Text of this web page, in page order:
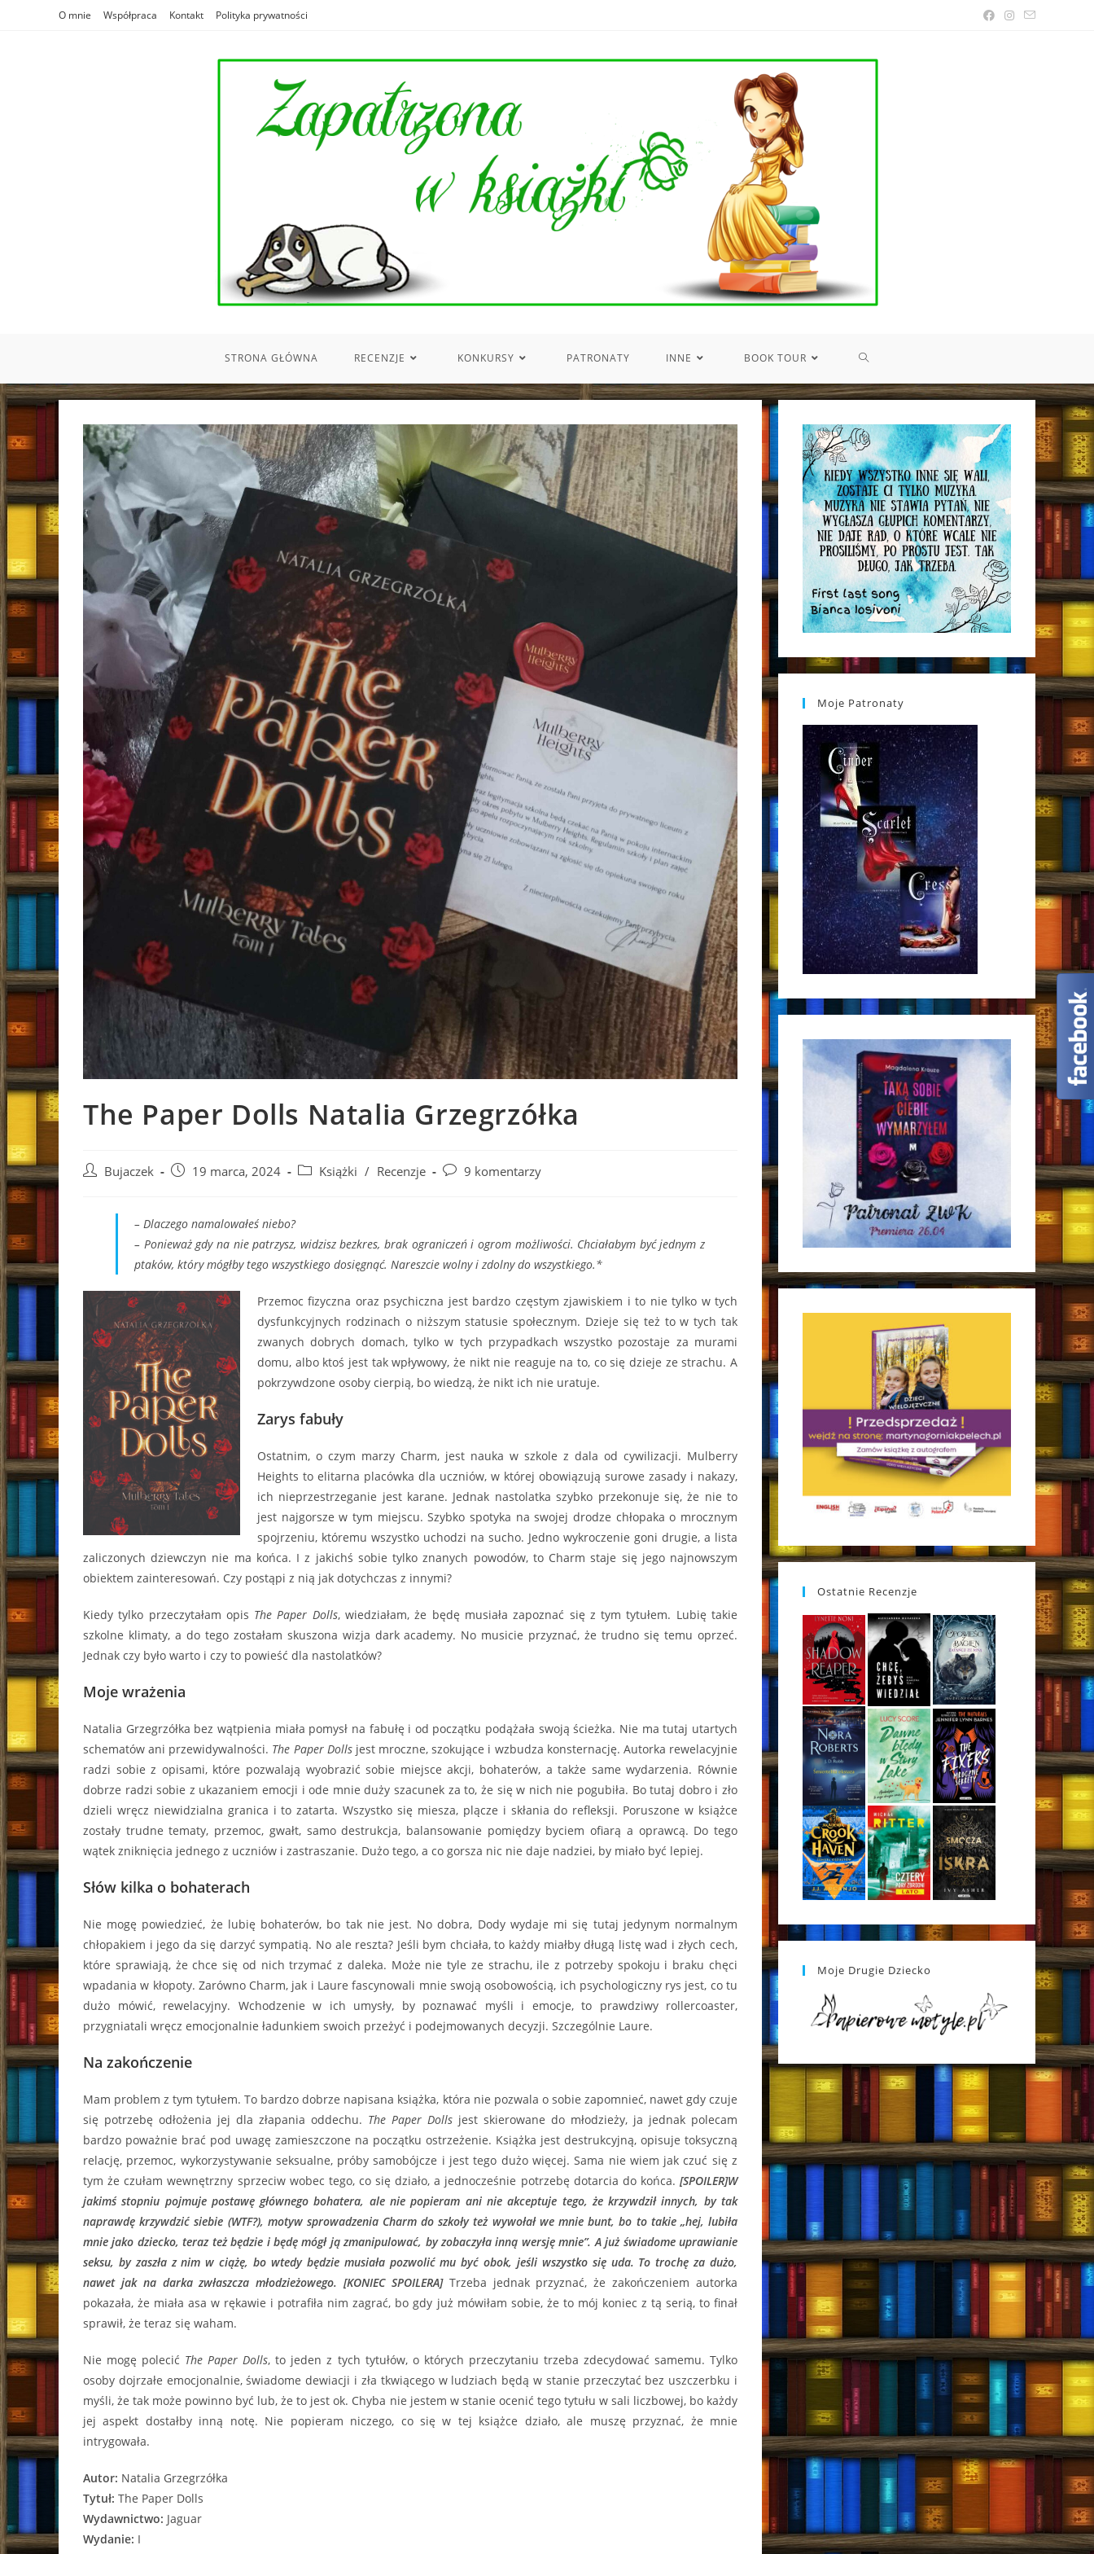
O mnie Współpraca Kontakt Polityka prywatności
STRONA GŁÓWNA RECENZJE KONKURSY PATRONATY INNE BOOK TOUR TOGGLE
SEARCH
The Paper Dolls Natalia Grzegrzółka
Post Bujaczek
Post 19 marca, 2024
Post Książki / Recenzje
Post9 komentarzy
– Dlaczego namalowałeś niebo?
– Ponieważ gdy na nie patrzysz, widzisz bezkres, brak ograniczeń i ogrom możliwości. Chciałabym być jednym z
ptaków, który mógłby tego wszystkiego dosięgnąć. Nareszcie wolny i zdolny do wszystkiego.*
Przemoc fizyczna oraz psychiczna jest bardzo częstym zjawiskiem i to nie tylko w tych
dysfunkcyjnych rodzinach o niższym statusie społecznym. Dzieje się też to w tych tak
zwanych dobrych domach, tylko w tych przypadkach wszystko pozostaje za murami
domu, albo ktoś jest tak wpływowy, że nikt nie reaguje na to, co się dzieje ze strachu. A
pokrzywdzone osoby cierpią, bo wiedzą, że nikt ich nie uratuje.
Zarys fabuły
Ostatnim, o czym marzy Charm, jest nauka w szkole z dala od cywilizacji. Mulberry
Heights to elitarna placówka dla uczniów, w której obowiązują surowe zasady i nakazy,
ich nieprzestrzeganie jest karane. Jednak nastolatka szybko przekonuje się, że nie to
jest najgorsze w tym miejscu. Szybko spotyka na swojej drodze chłopaka o mrocznym
spojrzeniu, któremu wszystko uchodzi na sucho. Jedno wykroczenie goni drugie, a lista
zaliczonych dziewczyn nie ma końca. I z jakichś sobie tylko znanych powodów, to Charm staje się jego najnowszym
obiektem zainteresowań. Czy postąpi z nią jak dotychczas z innymi?
Kiedy tylko przeczytałam opis The Paper Dolls, wiedziałam, że będę musiała zapoznać się z tym tytułem. Lubię takie
szkolne klimaty, a do tego zostałam skuszona wizja dark academy. No musicie przyznać, że trudno się temu oprzeć.
Jednak czy było warto i czy to powieść dla nastolatków?
Moje wrażenia
Natalia Grzegrzółka bez wątpienia miała pomysł na fabułę i od początku podążała swoją ścieżka. Nie ma tutaj utartych
schematów ani przewidywalności. The Paper Dollsjest mroczne, szokujące i wzbudza konsternację. Autorka rewelacyjnie
radzi sobie z opisami, które pozwalają wyobrazić sobie miejsce akcji, bohaterów, a także same wydarzenia. Równie
dobrze radzi sobie z ukazaniem emocji i ode mnie duży szacunek za to, że się w nich nie pogubiła. Bo tutaj dobro i zło
dzieli wręcz niewidzialna granica i to zatarta. Wszystko się miesza, plącze i skłania do refleksji. Poruszone w książce
zostały trudne tematy, przemoc, gwałt, samo destrukcja, balansowanie pomiędzy byciem ofiarą a oprawcą. Do tego
wątek zniknięcia jednego z uczniów i zastraszanie. Dużo tego, a co gorsza nic nie daje nadziei, by miało być lepiej.
Słów kilka o bohaterach
Nie mogę powiedzieć, że lubię bohaterów, bo tak nie jest. No dobra, Dody wydaje mi się tutaj jedynym normalnym
chłopakiem i jego da się darzyć sympatią. No ale reszta? Jeśli bym chciała, to każdy miałby długą listę wad i złych cech,
które sprawiają, że chce się od nich trzymać z daleka. Może nie tyle ze strachu, ile z potrzeby spokoju i braku chęci
wpadania w kłopoty. Zarówno Charm, jak i Laure fascynowali mnie swoją osobowością, ich psychologiczny rys jest, co tu
dużo mówić, rewelacyjny. Wchodzenie w ich umysły, by poznawać myśli i emocje, to prawdziwy rollercoaster,
przygniatali wręcz emocjonalnie ładunkiem swoich przeżyć i podejmowanych decyzji. Szczególnie Laure.
Na zakończenie
Mam problem z tym tytułem. To bardzo dobrze napisana książka, która nie pozwala o sobie zapomnieć, nawet gdy czuje
się potrzebę odłożenia jej dla złapania oddechu. The Paper Dolls jest skierowane do młodzieży, ja jednak polecam
bardzo poważnie brać pod uwagę zamieszczone na początku ostrzeżenie. Książka jest destrukcyjną, opisuje toksyczną
relację, przemoc, wykorzystywanie seksualne, próby samobójcze i jest tego dużo więcej. Sama nie wiem jak czuć się z
tym że czułam wewnętrzny sprzeciw wobec tego, co się działo, a jednocześnie potrzebę dotarcia do końca. [SPOILER]W
jakimś stopniu pojmuje postawę głównego bohatera, ale nie popieram ani nie akceptuje tego, że krzywdził innych, by tak
naprawdę krzywdzić siebie (WTF?), motyw sprowadzenia Charm do szkoły też wywołał we mnie bunt, bo to takie „hej, lubiła
mnie jako dziecko, teraz też będzie i będę mógł ją zmanipulować, by zobaczyła inną wersję mnie”. A już świadome uprawianie
seksu, by zaszła z nim w ciążę, bo wtedy będzie musiała pozwolić mu być obok, jeśli wszystko się uda. To trochę za dużo,
nawet jak na darka zwłaszcza młodzieżowego. [KONIEC SPOILERA]Trzeba jednak przyznać, że zakończeniem autorka
pokazała, że miała asa w rękawie i potrafiła nim zagrać, bo gdy już mówiłam sobie, że to mój koniec z tą serią, to finał
sprawił, że teraz się waham.
Nie mogę polecić The Paper Dolls, to jeden z tych tytułów, o których przeczytaniu trzeba zdecydować samemu. Tylko
osoby dojrzałe emocjonalnie, świadome dewiacji i zła tkwiącego w ludziach będą w stanie przeczytać bez uszczerbku i
myśli, że tak może powinno być lub, że to jest ok. Chyba nie jestem w stanie ocenić tego tytułu w sali liczbowej, bo każdy
jej aspekt dostałby inną notę. Nie popieram niczego, co się w tej książce działo, ale muszę przyznać, że mnie
intrygowała.
Autor: Natalia Grzegrzółka
Tytuł: The Paper Dolls
Wydawnictwo: Jaguar
Wydanie: I
Moje Patronaty
Ostatnie Recenzje
Moje Drugie Dziecko